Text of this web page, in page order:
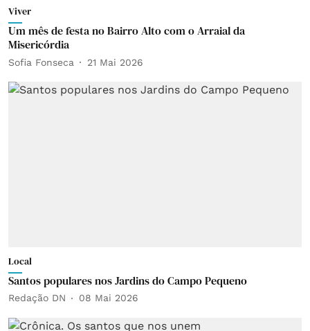
Viver
Um mês de festa no Bairro Alto com o Arraial da
Misericórdia
Sofia Fonseca 21 Mai 2026
Local
Santos populares nos Jardins do Campo Pequeno
Redação DN 08 Mai 2026